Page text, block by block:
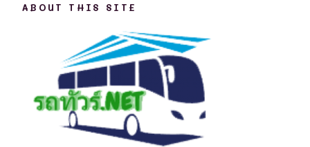
ABOUT THIS SITE